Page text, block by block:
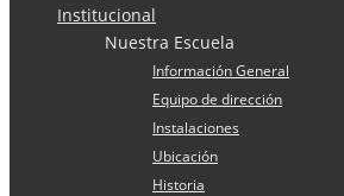
Institucional
Nuestra Escuela
Información General
Equipo de dirección
Instalaciones
Ubicación
Historia